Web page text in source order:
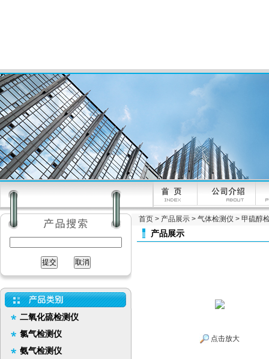
二氧化硫检测仪
氯气检测仪
氨气检测仪
首页 > 产品展示 > 气体检测仪 > 甲硫醇
产品展示
点击放大